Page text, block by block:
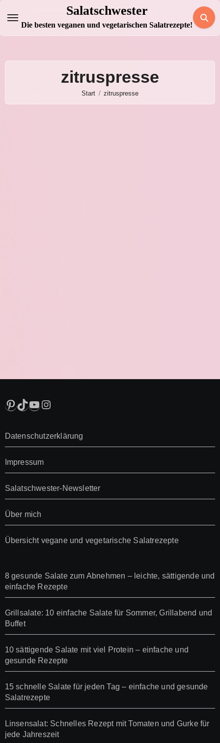
Inhalt
springen
Salatschwester
Die besten veganen und vegetarischen Salatrezepte!
zitruspresse
Start zitruspresse
Pinterest
TikTok
YouTube
Instagram
Datenschutzerklärung
Impressum
Salatschwester-Newsletter
Über mich
Übersicht vegane und vegetarische Salatrezepte
8 gesunde Salate zum Abnehmen – leichte, sättigende und
einfache Rezepte
Grillsalate: 10 einfache Salate für Sommer, Grillabend und
Buffet
10 sättigende Salate mit viel Protein – einfache und
gesunde Rezepte
15 schnelle Salate für jeden Tag – einfache und gesunde
Salatrezepte
Linsensalat: Schnelles Rezept mit Tomaten und Gurke für
jede Jahreszeit